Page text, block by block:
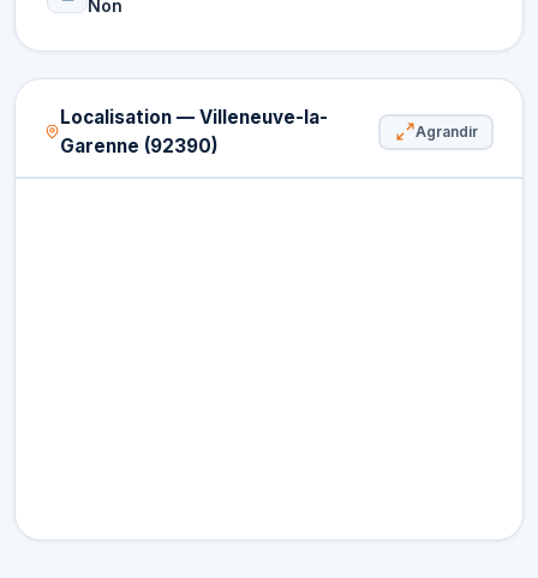
Non
Localisation — Villeneuve-la-
Garenne (92390)
Agrandir